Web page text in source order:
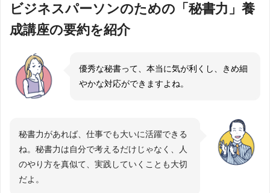
ビジネスパーソンのための「秘書力」養
成講座の要約を紹介
優秀な秘書って、本当に気が利くし、きめ細
やかな対応ができますよね。
秘書力があれば、仕事でも大いに活躍できる
ね。秘書力は自分で考えるだけじゃなく、人
のやり方を真似て、実践していくことも大切
だよ。